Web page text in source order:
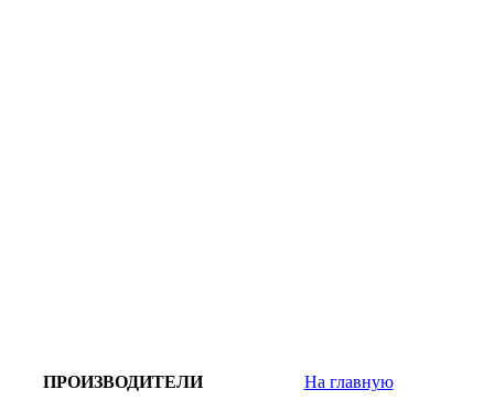
ПРОИЗВОДИТЕЛИ На главную